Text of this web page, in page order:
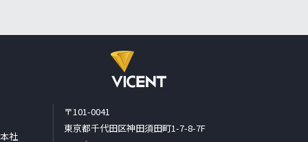
本社
〒101-0041
東京都千代田区神田須田町1-7-8-7F